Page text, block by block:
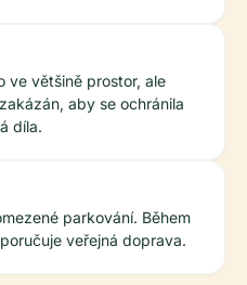
ve většině prostor, ale
aby se ochránila
díla.
parkování. Během
veřejná doprava.